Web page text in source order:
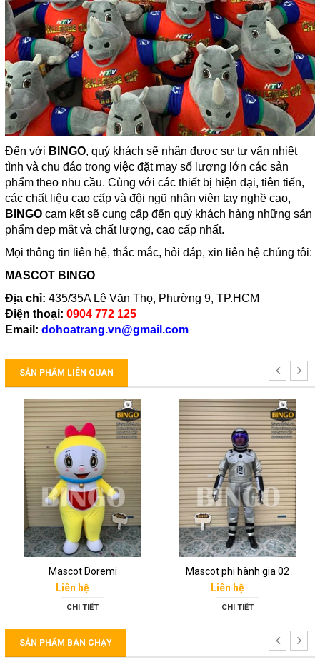
Đến với BINGO, quý khách sẽ nhận được sự tư vấn nhiệt
tình và chu đáo trong việc đặt may số lượng lớn các sản
phẩm theo nhu cầu. Cùng với các thiết bị hiện đại, tiên tiến,
các chất liệu cao cấp và đội ngũ nhân viên tay nghề cao,
BINGO cam kết sẽ cung cấp đến quý khách hàng những sản
phẩm đẹp mắt và chất lượng, cao cấp nhất.
Mọi thông tin liên hệ, thắc mắc, hỏi đáp, xin liên hệ chúng tôi:
MASCOT BINGO
Địa chỉ: 435/35A Lê Văn Thọ, Phường 9, TP.HCM
Điện thoại: 0904 772 125
Email: dohoatrang.vn@gmail.com
SẢN PHẨM LIÊN QUAN
Mascot Doremi
Liên hệ
CHI TIẾT
Mascot phi hành gia 02
Liên hệ
CHI TIẾT
SẢN PHẨM BÁN CHẠY